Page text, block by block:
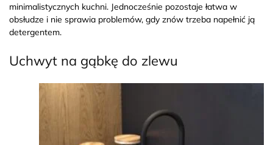
minimalistycznych kuchni. Jednocześnie pozostaje łatwa w
obsłudze i nie sprawia problemów, gdy znów trzeba napełnić ją
detergentem.
Uchwyt na gąbkę do zlewu